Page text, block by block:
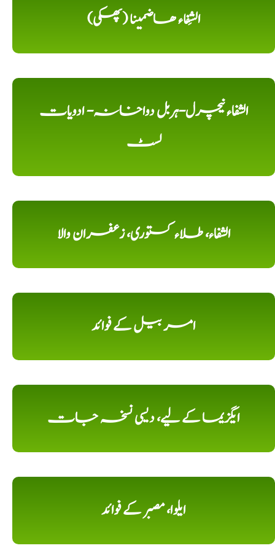
الشِفاء ھاضمینا (پھکی)
الشفاء نیچرل-ہربل دواخانہ- ادویات
لسٹ
الشفاء، طلاء کستوری، زعفران والا
امر بیل کے فوائد
ایگزیما کے لیے، دیسی نسخہ جات
ایلوا، مصبر کے فوائد